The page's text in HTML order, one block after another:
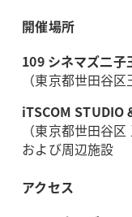
開催場所
109 シネマズ二子
（東京都世田谷区
iTSCOM STUDIO
（東京都世田谷
および周辺施設
アクセス